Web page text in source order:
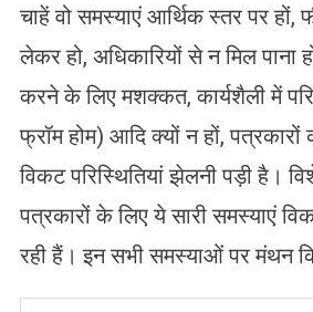
चाहें वो समस्याएं आर्थिक स्तर पर हों,
लेकर हो, अधिकारियों से न मिल पाना
करने के लिए मशक्कत, कार्यशैली में
फ्रॉम होम) आदि क्यों न हों, पत्रकारों
विकट परिस्थितियां झेलनी पड़ी है।
पत्रकारों के लिए ये सारी समस्याएं
रही हैं। इन सभी समस्याओं पर मंथन